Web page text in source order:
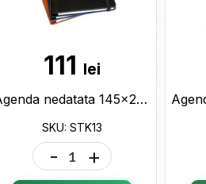
111 lei
Agenda nedatata 145x210 Lizy STK13 STK13
SKU: STK13
- +